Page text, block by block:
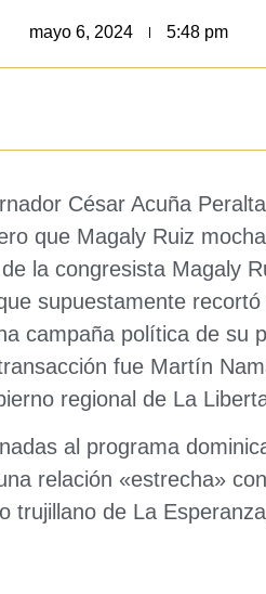
mayo 6, 2024 5:48 pm
César Acuña
que Magaly Ruiz
la congresista Magaly
supuestamente
campaña política de su
fue Martín
regional de La
al programa
relación «estrecha»
trujillano de La